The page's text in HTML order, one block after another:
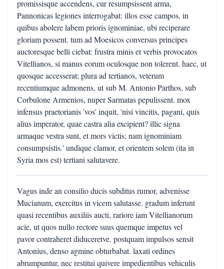
promissisque accendens, cur resumpsissent arma,
Pannonicas legiones interrogabat: illos esse campos, in
quibus abolere labem prioris ignominiae, ubi reciperare
gloriam possent. tum ad Moesicos conversus principes
auctoresque belli ciebat: frustra minis et verbis provocatos
Vitellianos, si manus eorum oculosque non tolerent. haec, ut
quosque accesserat; plura ad tertianos, veterum
recentiumque admonens, ut sub M. Antonio Parthos, sub
Corbulone Armenios, nuper Sarmatas pepulissent. mox
infensus praetorianis 'vos' inquit, 'nisi vincitis, pagani, quis
alius imperator, quae castra alia excipient? illic signa
armaque vestra sunt, et mors victis; nam ignominiam
consumpsistis.' undique clamor, et orientem solem (ita in
Syria mos est) tertiani salutavere.
Vagus inde an consilio ducis subditus rumor, advenisse
Mucianum, exercitus in vicem salutasse. gradum inferunt
quasi recentibus auxiliis aucti, rariore iam Vitellianorum
acie, ut quos nullo rectore suus quemque impetus vel
pavor contraheret diduceretve. postquam impulsos sensit
Antonius, denso agmine obturbabat. laxati ordines
abrumpuntur, nec restitui quivere impedientibus vehiculis